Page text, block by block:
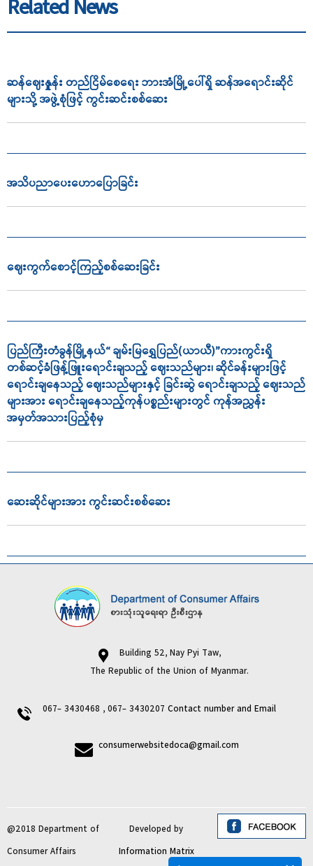
Related News
ဆန်ဈေးနှုူန်း တည်ငြိမ်စေရေး ဘားအံမြို့ပေါ်ရှိ ဆန်အရောင်းဆိုင်
များသို့ အဖွဲ့စုံဖြင့် ကွင်းဆင်းစစ်ဆေး
အသိပညာ‌ပေး‌ဟောပြောခြင်း
ဈေးကွက်စောင့်ကြည့်စစ်ဆေးခြင်း
ပြည်ကြီးတံခွန်မြို့နယ်“ ချမ်းမြရွှေပြည်(ယာယီ)”ကားကွင်းရှိ
တစ်ဆင့်ခံဖြန့်ဖြူးရောင်းချသည့် ဈေးသည်များ၊ ဆိုင်ခန်းများဖြင့်
ရောင်းချနေသည့် ဈေးသည်များနှင့် ခြင်းဆွဲ ရောင်းချသည့် ဈေးသည်
များအား ရောင်းချနေသည့်ကုန်ပစ္စည်းများတွင် ကုန်အညွှန်း
အမှတ်အသားပြည့်စုံမှ
ဆေးဆိုင်များအား ကွင်းဆင်းစစ်ဆေး
Building 52, Nay Pyi Taw,
The Republic of the Union of Myanmar.
067- 3430468 , 067- 3430207 Contact number and Email
consumerwebsitedoca@gmail.com
@2018 Department of
Consumer Affairs
Developed by
Information Matrix